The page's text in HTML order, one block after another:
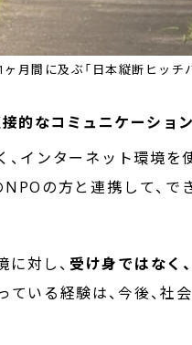
月間に及ぶ「日本縦断ヒッチ
接的なコミュニケーショ
インターネット環境を
の方と連携して、で
対し、 受け身ではなく
ている経験は、今後、社